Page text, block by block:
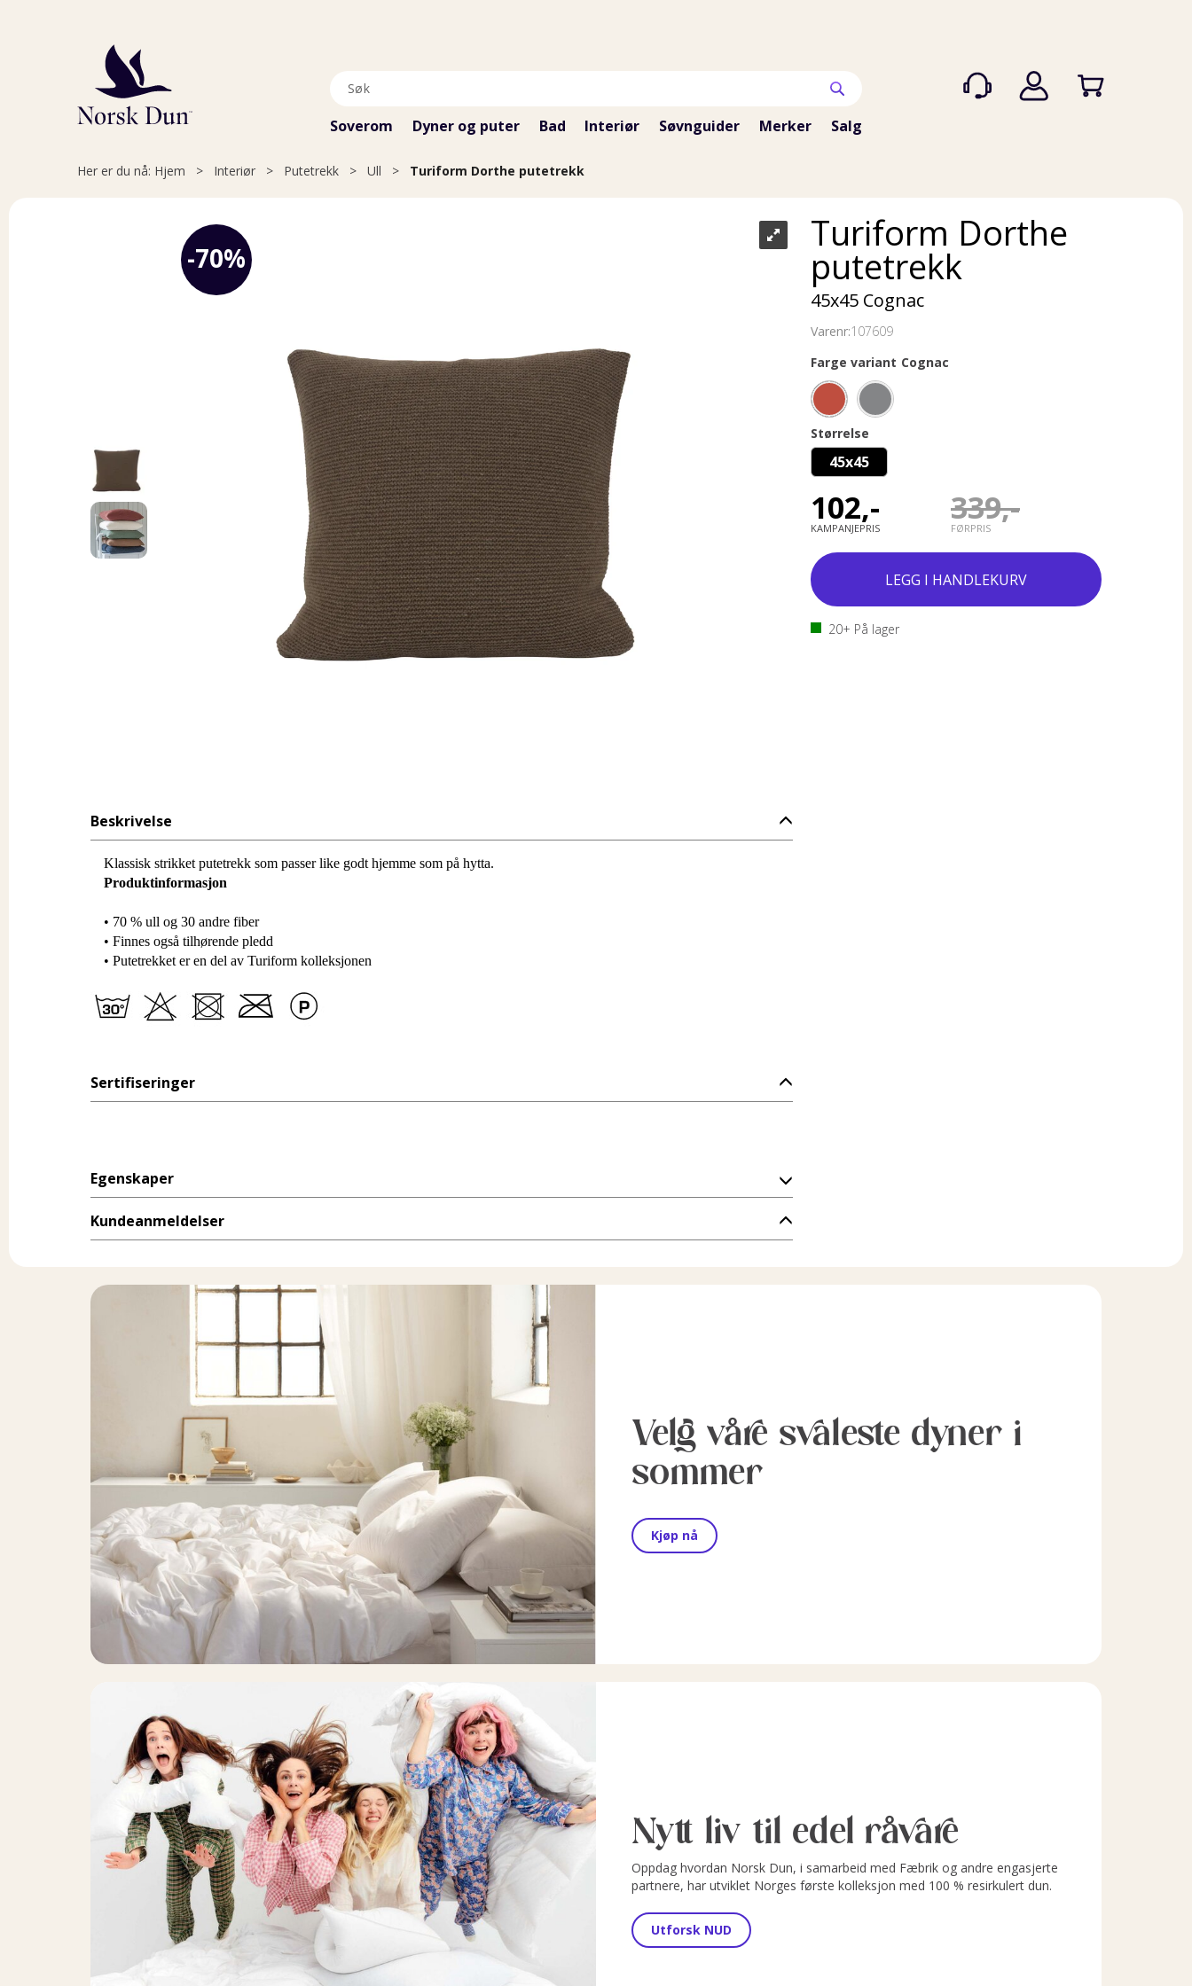
Soverom Dyner og puter Bad Interiør Søvnguider Merker Salg
Her er du nå: Hjem > Interiør > Putetrekk > Ull > Turiform Dorthe putetrekk
70%
Turiform Dorthe
putetrekk
45x45 Cognac
Varenr:107609
Farge variant Cognac
Størrelse
45x45
102,-
KAMPANJEPRIS
339,-
FØRPRIS
20+ På lager
Beskrivelse
Klassisk strikket putetrekk som passer like godt hjemme som på hytta.
Produktinformasjon
• 70 % ull og 30 andre fiber
• Finnes også tilhørende pledd
• Putetrekket er en del av Turiform kolleksjonen
Sertifiseringer
Egenskaper
Kundeanmeldelser
Velg våre svaleste dyner i
sommer
Kjøp nå
Nytt liv til edel råvare
Oppdag hvordan Norsk Dun, i samarbeid med Fæbrik og andre engasjerte
partnere, har utviklet Norges første kolleksjon med 100 % resirkulert dun.
Utforsk NUD